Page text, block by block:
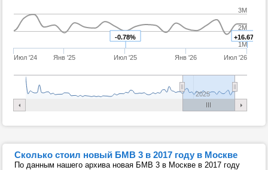
+16.67%
-0.78%
Июл '24 Янв '25 Июл '25 Янв '26 Июл '26
2025
2M
3M
1M
Сколько стоил новый БМВ 3 в 2017 году в Москве
По данным нашего архива новая БМВ 3 в Москве в 2017 году